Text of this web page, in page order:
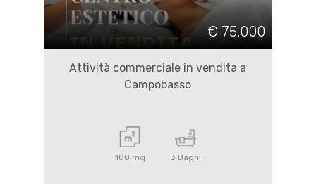
€ 75.000
Attività commerciale in vendita a
Campobasso
100 mq 3 Bagni